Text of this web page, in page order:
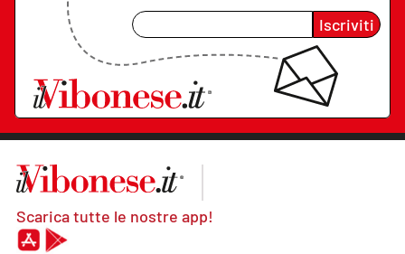
Iscriviti
Scarica tutte le nostre app!